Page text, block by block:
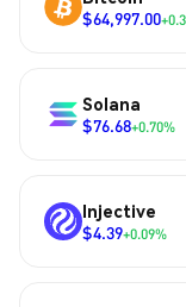
$64,997.00
Solana
$76.68+0.70%
Injective
$4.39+0.09%